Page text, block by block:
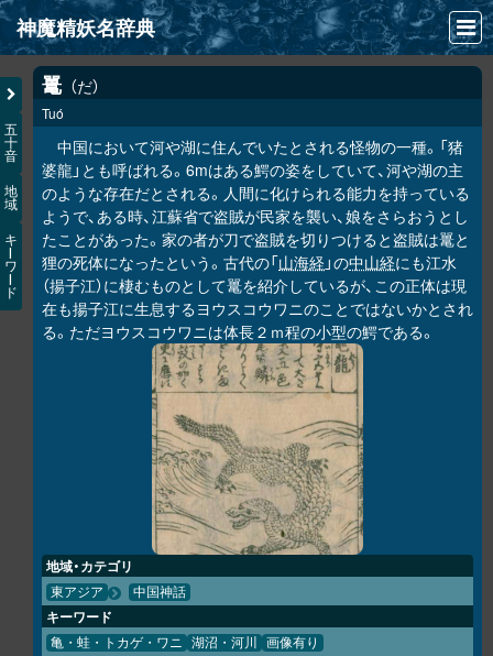
神魔精妖名辞典
NEWS
INFO
文献
検索
凖項目
画像資料便覧
LINK
五
十
音
地
域
キ
ワ
ド
鼍 だ
Tuó
中国において河や湖に住んでいたとされる怪物の一種。「猪
婆龍」とも呼ばれる。6mはある鰐の姿をしていて、河や湖の主
のような存在だとされる。人間に化けられる能力を持っている
ようで、ある時、江蘇省で盗賊が民家を襲い、娘をさらおうとし
たことがあった。家の者が刀で盗賊を切りつけると盗賊は鼍と
狸の死体になったという。古代の「山海経 」の中山経にも江水
（揚子江）に棲むものとして鼍を紹介しているが、この正体は現
在も揚子江に生息するヨウスコウワニのことではないかとされ
る。ただヨウスコウワニは体長２ｍ程の小型の鰐である。
地域・カテゴリ
東アジア 中国神話
キーワード
亀・蛙・トカゲ・ワニ 湖沼・河川 画像有り